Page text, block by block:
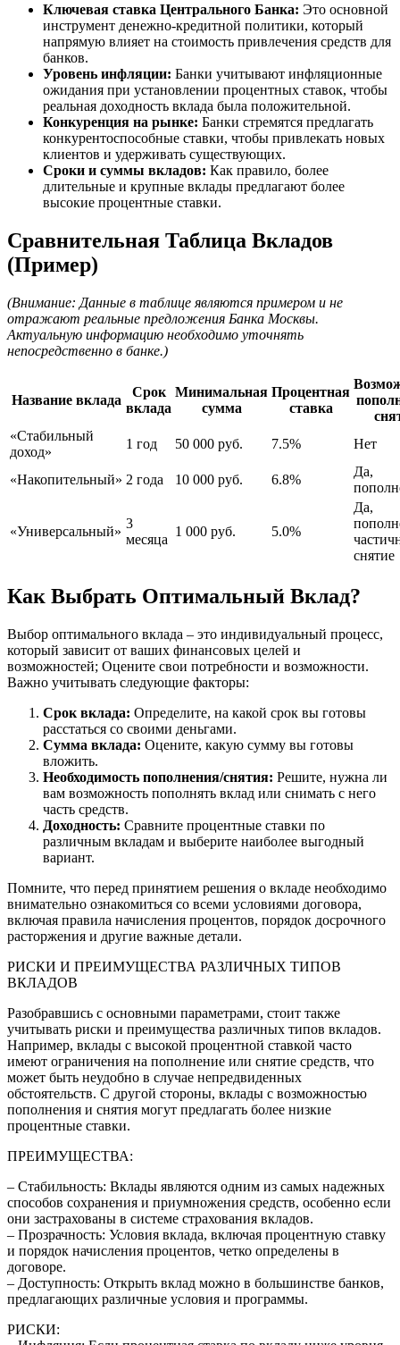
Ключевая ставка Центрального Банка: Это основной
инструмент денежно-кредитной политики, который
напрямую влияет на стоимость привлечения средств для
банков.
Уровень инфляции: Банки учитывают инфляционные
ожидания при установлении процентных ставок, чтобы
реальная доходность вклада была положительной.
Конкуренция на рынке: Банки стремятся предлагать
конкурентоспособные ставки, чтобы привлекать новых
клиентов и удерживать существующих.
Сроки и суммы вкладов: Как правило, более
длительные и крупные вклады предлагают более
высокие процентные ставки.
Сравнительная Таблица Вкладов
(Пример)
(Внимание: Данные в таблице являются примером и не
отражают реальные предложения Банка Москвы.
Актуальную информацию необходимо уточнять
непосредственно в банке.)
Название вклада
Срок
вклада
Минимальная
сумма
Процентная
ставка
«Стабильный
доход»
1 год 50 000 руб. 7.5% Нет
«Накопительный» 2 года 10 000 руб. 6.8%
Да,
«Универсальный»
3
месяца
1 000 руб. 5.0%
Да,
снятие
Как Выбрать Оптимальный Вклад?
Выбор оптимального вклада – это индивидуальный процесс,
который зависит от ваших финансовых целей и
возможностей; Оцените свои потребности и возможности.
Важно учитывать следующие факторы:
Срок вклада: Определите, на какой срок вы готовы
расстаться со своими деньгами.
Сумма вклада: Оцените, какую сумму вы готовы
вложить.
Необходимость пополнения/снятия: Решите, нужна ли
вам возможность пополнять вклад или снимать с него
часть средств.
Доходность: Сравните процентные ставки по
различным вкладам и выберите наиболее выгодный
вариант.
Помните, что перед принятием решения о вкладе необходимо
внимательно ознакомиться со всеми условиями договора,
включая правила начисления процентов, порядок досрочного
расторжения и другие важные детали.
РИСКИ И ПРЕИМУЩЕСТВА РАЗЛИЧНЫХ ТИПОВ
ВКЛАДОВ
Разобравшись с основными параметрами, стоит также
учитывать риски и преимущества различных типов вкладов.
Например, вклады с высокой процентной ставкой часто
имеют ограничения на пополнение или снятие средств, что
может быть неудобно в случае непредвиденных
обстоятельств. С другой стороны, вклады с возможностью
пополнения и снятия могут предлагать более низкие
процентные ставки.
ПРЕИМУЩЕСТВА:
– Стабильность: Вклады являются одним из самых надежных
способов сохранения и приумножения средств, особенно если
они застрахованы в системе страхования вкладов.
– Прозрачность: Условия вклада, включая процентную ставку
и порядок начисления процентов, четко определены в
договоре.
– Доступность: Открыть вклад можно в большинстве банков,
предлагающих различные условия и программы.
РИСКИ: